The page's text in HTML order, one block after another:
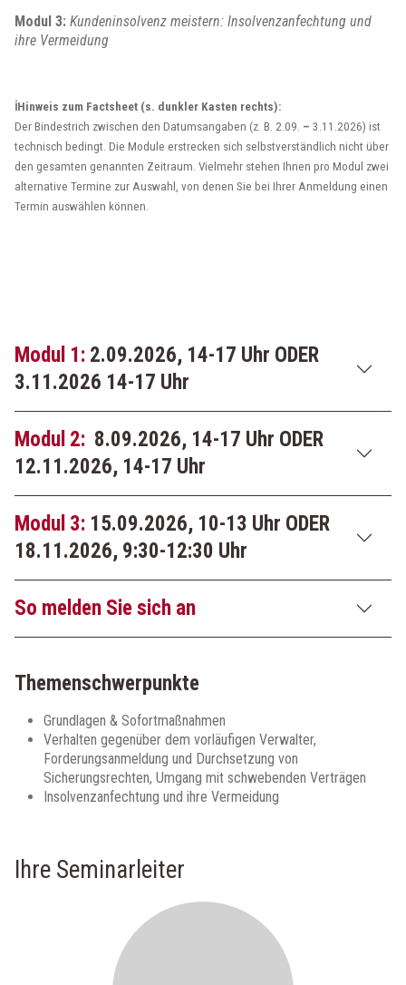
Modul 3: Kundeninsolvenz meistern: Insolvenzanfechtung und
ihre Vermeidung
ℹ️Hinweis zum Factsheet (s. dunkler Kasten rechts):
Der Bindestrich zwischen den Datumsangaben (z. B. 2.09. – 3.11.2026) ist
technisch bedingt. Die Module erstrecken sich selbstverständlich nicht über
den gesamten genannten Zeitraum. Vielmehr stehen Ihnen pro Modul zwei
alternative Termine zur Auswahl, von denen Sie bei Ihrer Anmeldung einen
Termin auswählen können.
Modul 1: 2.09.2026, 14-17 Uhr ODER
3.11.2026 14-17 Uhr
Modul 2: 8.09.2026, 14-17 Uhr ODER
12.11.2026, 14-17 Uhr
Modul 3: 15.09.2026, 10-13 Uhr ODER
18.11.2026, 9:30-12:30 Uhr
So melden Sie sich an
Themenschwerpunkte
Grundlagen & Sofortmaßnahmen
Verhalten gegenüber dem vorläufigen Verwalter,
Forderungsanmeldung und Durchsetzung von
Sicherungsrechten, Umgang mit schwebenden Verträgen
Insolvenzanfechtung und ihre Vermeidung
Ihre Seminarleiter